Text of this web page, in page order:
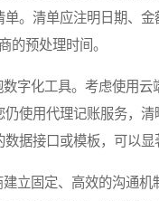
。清单应注明日期、
的预处理时间。
化工具。考虑使用云
仍使用代理记账服务，
据接口或模板，可以显
固定、高效的沟通机